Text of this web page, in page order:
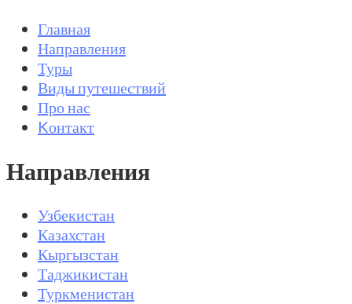
Главная
Направления
Туры
Виды путешествий
Про нас
Kонтакт
Направления
Узбекистан
Казахстан
Кыргызстан
Таджикистан
Туркменистан